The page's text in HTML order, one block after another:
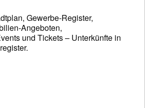
Gewerbe-Register,
Angeboten,
und Tickets – Unterkünfte in